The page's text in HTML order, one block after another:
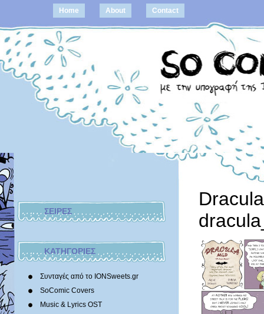
Home About Contact
ΣΕΙΡΕΣ
ΚΑΤΗΓΟΡΙΕΣ
Συνταγές από το IONSweets.gr
SoComic Covers
Music & Lyrics OST